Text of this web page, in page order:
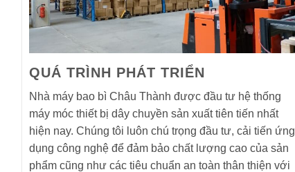
QUÁ TRÌNH PHÁT TRIỂN
Nhà máy bao bì Châu Thành được đầu tư hệ thống
máy móc thiết bị dây chuyền sản xuất tiên tiến nhất
hiện nay. Chúng tôi luôn chú trọng đầu tư, cải tiến ứng
dụng công nghệ để đảm bảo chất lượng cao của sản
phẩm cũng như các tiêu chuẩn an toàn thân thiện với